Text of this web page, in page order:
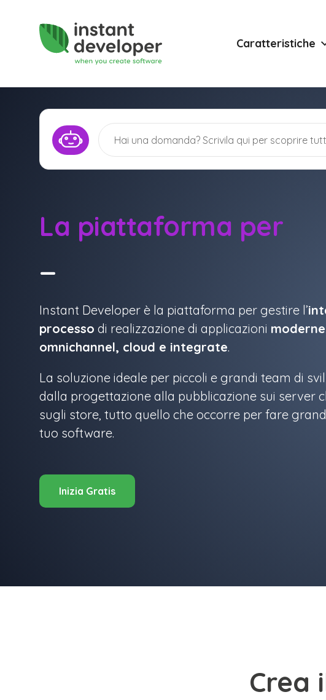
Caratteristiche
La piattaforma per
Instant Developer è la piattaforma per gestire l’
processo di realizzazione di applicazioni
omnichannel, cloud e integrate.
La soluzione ideale per piccoli e grandi team di
dalla progettazione alla pubblicazione sui server
sugli store, tutto quello che occorre per fare
tuo software.
Inizia Gratis
Crea